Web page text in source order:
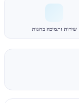
שירות ותמיכה בחנות